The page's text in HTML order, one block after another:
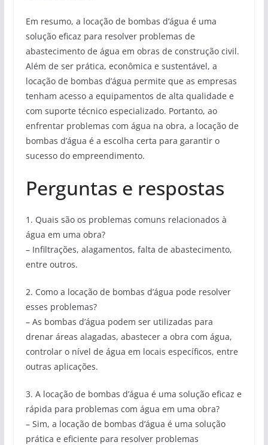
Em resumo, a locação de bombas d’água é uma
solução eficaz para resolver problemas de
abastecimento de água em obras de construção civil.
Além de ser prática, econômica e sustentável, a
locação de bombas d’água permite que as empresas
tenham acesso a equipamentos de alta qualidade e
com suporte técnico especializado. Portanto, ao
enfrentar problemas com água na obra, a locação de
bombas d’água é a escolha certa para garantir o
sucesso do empreendimento.
Perguntas e respostas
1. Quais são os problemas comuns relacionados à
água em uma obra?
– Infiltrações, alagamentos, falta de abastecimento,
entre outros.
2. Como a locação de bombas d’água pode resolver
esses problemas?
– As bombas d’água podem ser utilizadas para
drenar áreas alagadas, abastecer a obra com água,
controlar o nível de água em locais específicos, entre
outras aplicações.
3. A locação de bombas d’água é uma solução eficaz e
rápida para problemas com água em uma obra?
– Sim, a locação de bombas d’água é uma solução
prática e eficiente para resolver problemas